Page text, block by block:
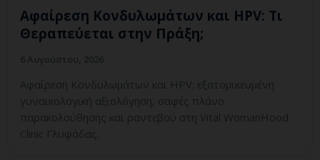
Αφαίρεση Κονδυλωμάτων και HPV: Τι
Θεραπεύεται στην Πράξη;
Αφαίρεση Κονδυλωμάτων και HPV: εξατομικευμένη
γυναικολογική αξιολόγηση, σαφές πλάνο
παρακολούθησης και ραντεβού στη Vital WomanHood
Clinic Γλυφάδας.